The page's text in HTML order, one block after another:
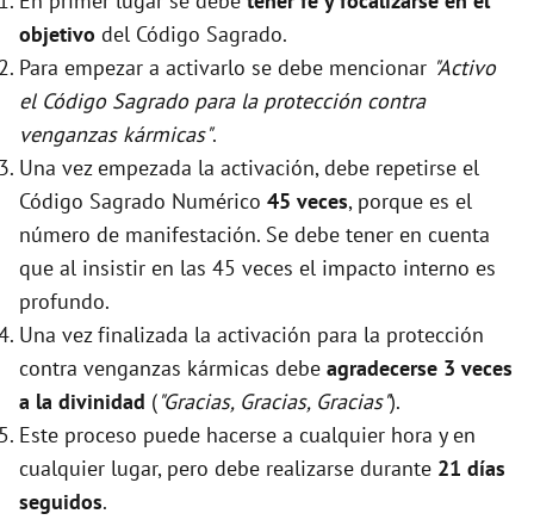
objetivo del Código Sagrado.
Para empezar a activarlo se debe mencionar "Activo
el Código Sagrado para la protección contra
venganzas kármicas".
Una vez empezada la activación, debe repetirse el
Código Sagrado Numérico 45 veces, porque es el
número de manifestación. Se debe tener en cuenta
que al insistir en las 45 veces el impacto interno es
profundo.
Una vez finalizada la activación para la protección
contra venganzas kármicas debe agradecerse 3 veces
a la divinidad ("Gracias, Gracias, Gracias").
Este proceso puede hacerse a cualquier hora y en
cualquier lugar, pero debe realizarse durante 21 días
seguidos.